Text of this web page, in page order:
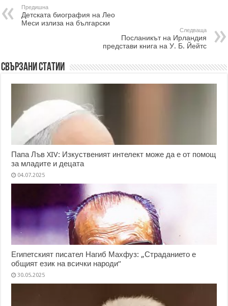
Предишна
Детската биография на Лео
Меси излиза на български
Следваща
Посланикът на Ирландия
представи книга на У. Б. Йейтс
Свързани статии
Папа Лъв XIV: Изкуственият интелект може да е от помощ
за младите и децата
04.07.2025
Египетският писател Нагиб Махфуз: „Страданието е
общият език на всички народи“
30.05.2025